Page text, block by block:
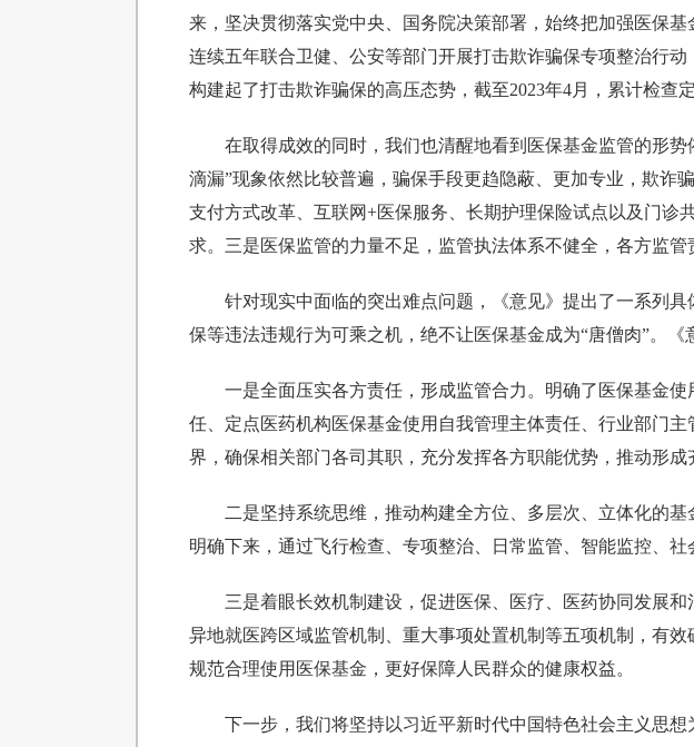
来，坚决贯彻落实党中央、国务院决策部署，始终把加强医保
连续五年联合卫健、公安等部门开展打击欺诈骗保专项整治行
构建起了打击欺诈骗保的高压态势，截至2023年4月，累计检查
在取得成效的同时，我们也清醒地看到医保基金监管的形
滴漏”现象依然比较普遍，骗保手段更趋隐蔽、更加专业，欺诈
支付方式改革、互联网+医保服务、长期护理保险试点以及门
求。三是医保监管的力量不足，监管执法体系不健全，各方监管
针对现实中面临的突出难点问题，《意见》提出了一系列
保等违法违规行为可乘之机，绝不让医保基金成为“唐僧肉”。《
一是全面压实各方责任，形成监管合力。明确了医保基金
任、定点医药机构医保基金使用自我管理主体责任、行业部门
界，确保相关部门各司其职，充分发挥各方职能优势，推动形成
二是坚持系统思维，推动构建全方位、多层次、立体化的
明确下来，通过飞行检查、专项整治、日常监管、智能监控、
三是着眼长效机制建设，促进医保、医疗、医药协同发展
异地就医跨区域监管机制、重大事项处置机制等五项机制，有
规范合理使用医保基金，更好保障人民群众的健康权益。
下一步，我们将坚持以习近平新时代中国特色社会主义思